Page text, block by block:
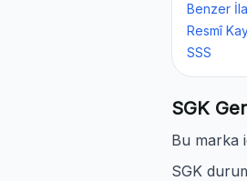
Benzer
Resmî
SSS
SGK
Bu marka
SGK